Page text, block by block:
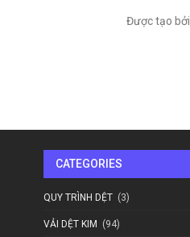
Được tạo bởi
CATEGORIES
QUY TRÌNH DỆT (3)
VẢI DỆT KIM (94)